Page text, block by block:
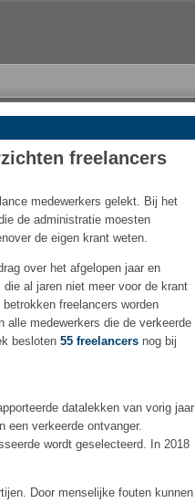
freelancers
medewerkers gelekt. Bij het
de administratie moesten
de eigen krant weten.
over het afgelopen jaar en
al jaren niet meer voor de krant
freelancers worden
alle medewerkers die de verkeerde
besloten 55 freelancers nog bij
datalekken van vorig jaar
een verkeerde ontvanger.
wordt geselecteerd. In 2018
Door menselijke fouten kunnen